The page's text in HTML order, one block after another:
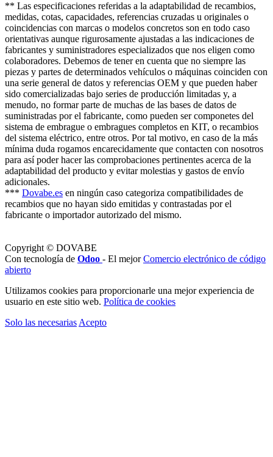
** Las especificaciones referidas a la adaptabilidad de recambios,
medidas, cotas, capacidades, referencias cruzadas u originales o
coincidencias con marcas o modelos concretos son en todo caso
orientativas aunque rigurosamente ajustadas a las indicaciones de
fabricantes y suministradores especializados que nos eligen como
colaboradores. Debemos de tener en cuenta que no siempre las
piezas y partes de determinados vehículos o máquinas coinciden con
una serie general de datos y referencias OEM y que pueden haber
sido comercializadas bajo series de producción limitadas y, a
menudo, no formar parte de muchas de las bases de datos de
suministradas por el fabricante, como pueden ser componetes del
sistema de embrague o embragues completos en KIT, o recambios
del sistema eléctrico, entre otros. Por tal motivo, en caso de la más
mínima duda rogamos encarecidamente que contacten con nosotros
para así poder hacer las comprobaciones pertinentes acerca de la
adaptabilidad del producto y evitar molestias y gastos de envío
adicionales.
*** Dovabe.es en ningún caso categoriza compatibilidades de
recambios que no hayan sido emitidas y contrastadas por el
fabricante o importador autorizado del mismo.
Copyright © DOVABE
Con tecnología de Odoo - El mejorComercio electrónico de código
abierto
Utilizamos cookies para proporcionarle una mejor experiencia de
usuario en este sitio web. Política de cookies
Solo las necesarias Acepto